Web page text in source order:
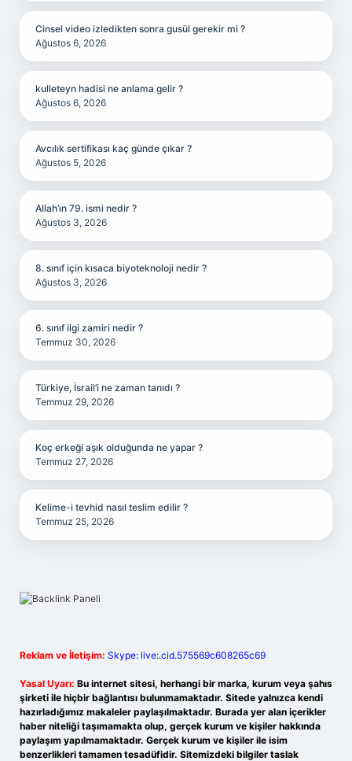
Cinsel video izledikten sonra gusül gerekir mi ?
Ağustos 6, 2026
kulleteyn hadisi ne anlama gelir ?
Ağustos 6, 2026
Avcılık sertifikası kaç günde çıkar ?
Ağustos 5, 2026
Allah’ın 79. ismi nedir ?
Ağustos 3, 2026
8. sınıf için kısaca biyoteknoloji nedir ?
Ağustos 3, 2026
6. sınıf ilgi zamiri nedir ?
Temmuz 30, 2026
Türkiye, İsrail’i ne zaman tanıdı ?
Temmuz 29, 2026
Koç erkeği aşık olduğunda ne yapar ?
Temmuz 27, 2026
Kelime-i tevhid nasıl teslim edilir ?
Temmuz 25, 2026
Reklam ve İletişim: Skype: live:.cid.575569c608265c69
Yasal Uyarı: Bu internet sitesi, herhangi bir marka, kurum veya şahıs
şirketi ile hiçbir bağlantısı bulunmamaktadır. Sitede yalnızca kendi
hazırladığımız makaleler paylaşılmaktadır. Burada yer alan içerikler
haber niteliği taşımamakta olup, gerçek kurum ve kişiler hakkında
paylaşım yapılmamaktadır. Gerçek kurum ve kişiler ile isim
benzerlikleri tamamen tesadüfidir. Sitemizdeki bilgiler taslak